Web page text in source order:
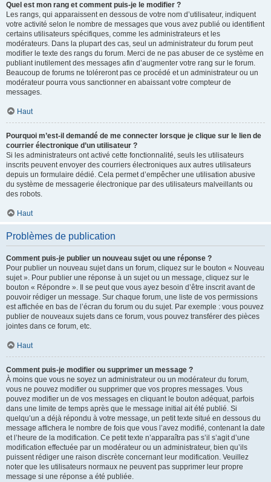
Quel est mon rang et comment puis-je le modifier ?
Les rangs, qui apparaissent en dessous de votre nom d’utilisateur, indiquent
votre activité selon le nombre de messages que vous avez publié ou identifient
certains utilisateurs spécifiques, comme les administrateurs et les
modérateurs. Dans la plupart des cas, seul un administrateur du forum peut
modifier le texte des rangs du forum. Merci de ne pas abuser de ce système en
publiant inutilement des messages afin d’augmenter votre rang sur le forum.
Beaucoup de forums ne toléreront pas ce procédé et un administrateur ou un
modérateur pourra vous sanctionner en abaissant votre compteur de
messages.
Haut
Pourquoi m’est-il demandé de me connecter lorsque je clique sur le lien de
courrier électronique d’un utilisateur ?
Si les administrateurs ont activé cette fonctionnalité, seuls les utilisateurs
inscrits peuvent envoyer des courriers électroniques aux autres utilisateurs
depuis un formulaire dédié. Cela permet d’empêcher une utilisation abusive
du système de messagerie électronique par des utilisateurs malveillants ou
des robots.
Haut
Problèmes de publication
Comment puis-je publier un nouveau sujet ou une réponse ?
Pour publier un nouveau sujet dans un forum, cliquez sur le bouton « Nouveau
sujet ». Pour publier une réponse à un sujet ou un message, cliquez sur le
bouton « Répondre ». Il se peut que vous ayez besoin d’être inscrit avant de
pouvoir rédiger un message. Sur chaque forum, une liste de vos permissions
est affichée en bas de l’écran du forum ou du sujet. Par exemple : vous pouvez
publier de nouveaux sujets dans ce forum, vous pouvez transférer des pièces
jointes dans ce forum, etc.
Haut
Comment puis-je modifier ou supprimer un message ?
À moins que vous ne soyez un administrateur ou un modérateur du forum,
vous ne pouvez modifier ou supprimer que vos propres messages. Vous
pouvez modifier un de vos messages en cliquant le bouton adéquat, parfois
dans une limite de temps après que le message initial ait été publié. Si
quelqu’un a déjà répondu à votre message, un petit texte situé en dessous du
message affichera le nombre de fois que vous l’avez modifié, contenant la date
et l’heure de la modification. Ce petit texte n’apparaîtra pas s’il s’agit d’une
modification effectuée par un modérateur ou un administrateur, bien qu’ils
puissent rédiger une raison discrète concernant leur modification. Veuillez
noter que les utilisateurs normaux ne peuvent pas supprimer leur propre
message si une réponse a été publiée.